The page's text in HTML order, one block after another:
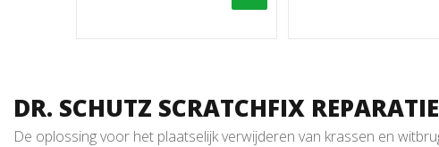
DR. SCHUTZ SCRATCHFIX
De oplossing voor het plaatselijk verwijderen van krassen en